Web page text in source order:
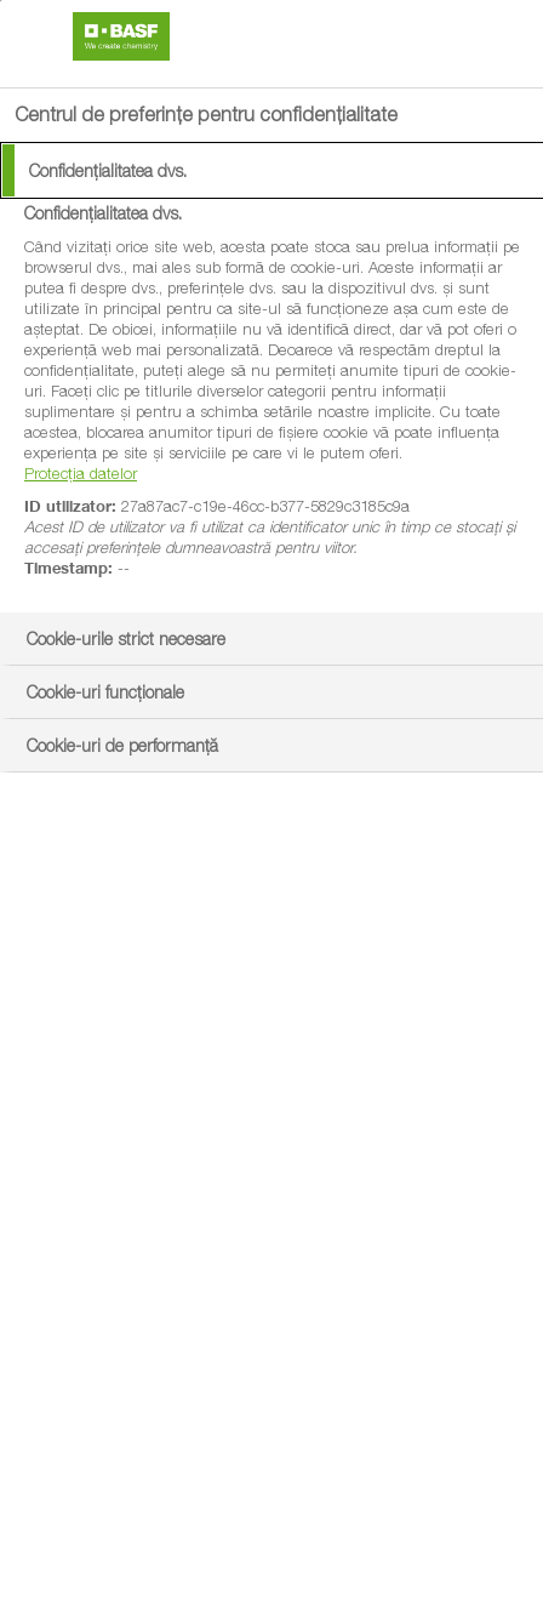
Centrul de preferințe pentru confidențialitate
Confidențialitatea dvs.
Confidențialitatea dvs.
Când vizitați orice site web, acesta poate stoca sau prelua informații pe
browserul dvs., mai ales sub formă de cookie-uri. Aceste informații ar
putea fi despre dvs., preferințele dvs. sau la dispozitivul dvs. și sunt
utilizate în principal pentru ca site-ul să funcționeze așa cum este de
așteptat. De obicei, informațiile nu vă identifică direct, dar vă pot oferi o
experiență web mai personalizată. Deoarece vă respectăm dreptul la
confidențialitate, puteți alege să nu permiteți anumite tipuri de cookie-
uri. Faceți clic pe titlurile diverselor categorii pentru informații
suplimentare și pentru a schimba setările noastre implicite. Cu toate
acestea, blocarea anumitor tipuri de fișiere cookie vă poate influența
experiența pe site și serviciile pe care vi le putem oferi.
Protecția datelor
ID utilizator: 27a87ac7-c19e-46cc-b377-5829c3185c9a
Acest ID de utilizator va fi utilizat ca identificator unic în timp ce stocați și
accesați preferințele dumneavoastră pentru viitor.
Timestamp: --
Cookie-urile strict necesare
Cookie-uri funcționale
Cookie-uri de performanță